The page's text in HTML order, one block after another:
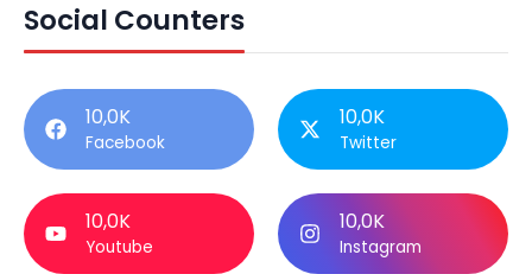
Social Counters
10,0K
Facebook
10,0K
Twitter
10,0K
Youtube
10,0K
Instagram